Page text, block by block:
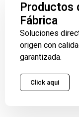
Productos
Fábrica
Soluciones
origen con
garantizada.
Click aqui